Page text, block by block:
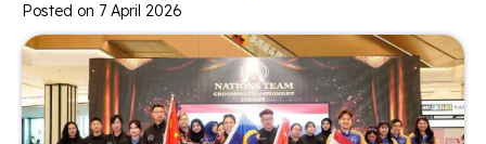
Posted on 7 April 2026